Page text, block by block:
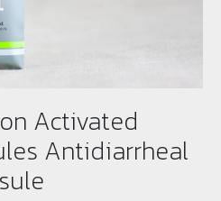
Activated
Antidiarrheal